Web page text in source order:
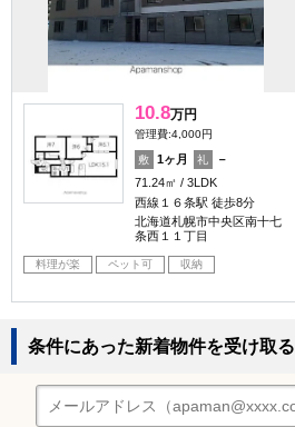
10.8万円
管理費:4,000円
敷 1ヶ月 礼
－
71.24㎡
3LDK
西線１６条駅 徒歩8分
北海道札幌市中央区南十七
条西１１丁目
料理が楽 ペット可 収納
条件にあった新着物件を受け取る